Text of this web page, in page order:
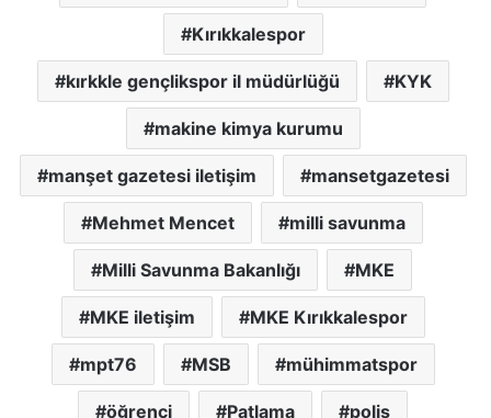
Kırıkkalespor
kırkkle gençlikspor il müdürlüğü KYK
makine kimya kurumu
manşet gazetesi iletişim mansetgazetesi
Mehmet Mencet milli savunma
Milli Savunma Bakanlığı MKE
MKE iletişim MKE Kırıkkalespor
mpt76 MSB mühimmatspor
öğrenci Patlama polis